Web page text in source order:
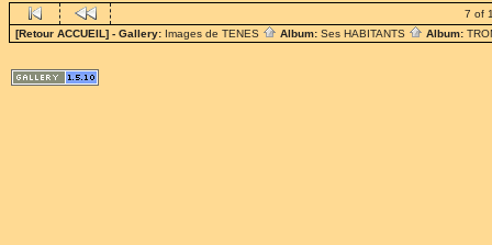
7 of
[Retour ACCUEIL] - Gallery: Images de TENES Album: Ses HABITANTS Album: